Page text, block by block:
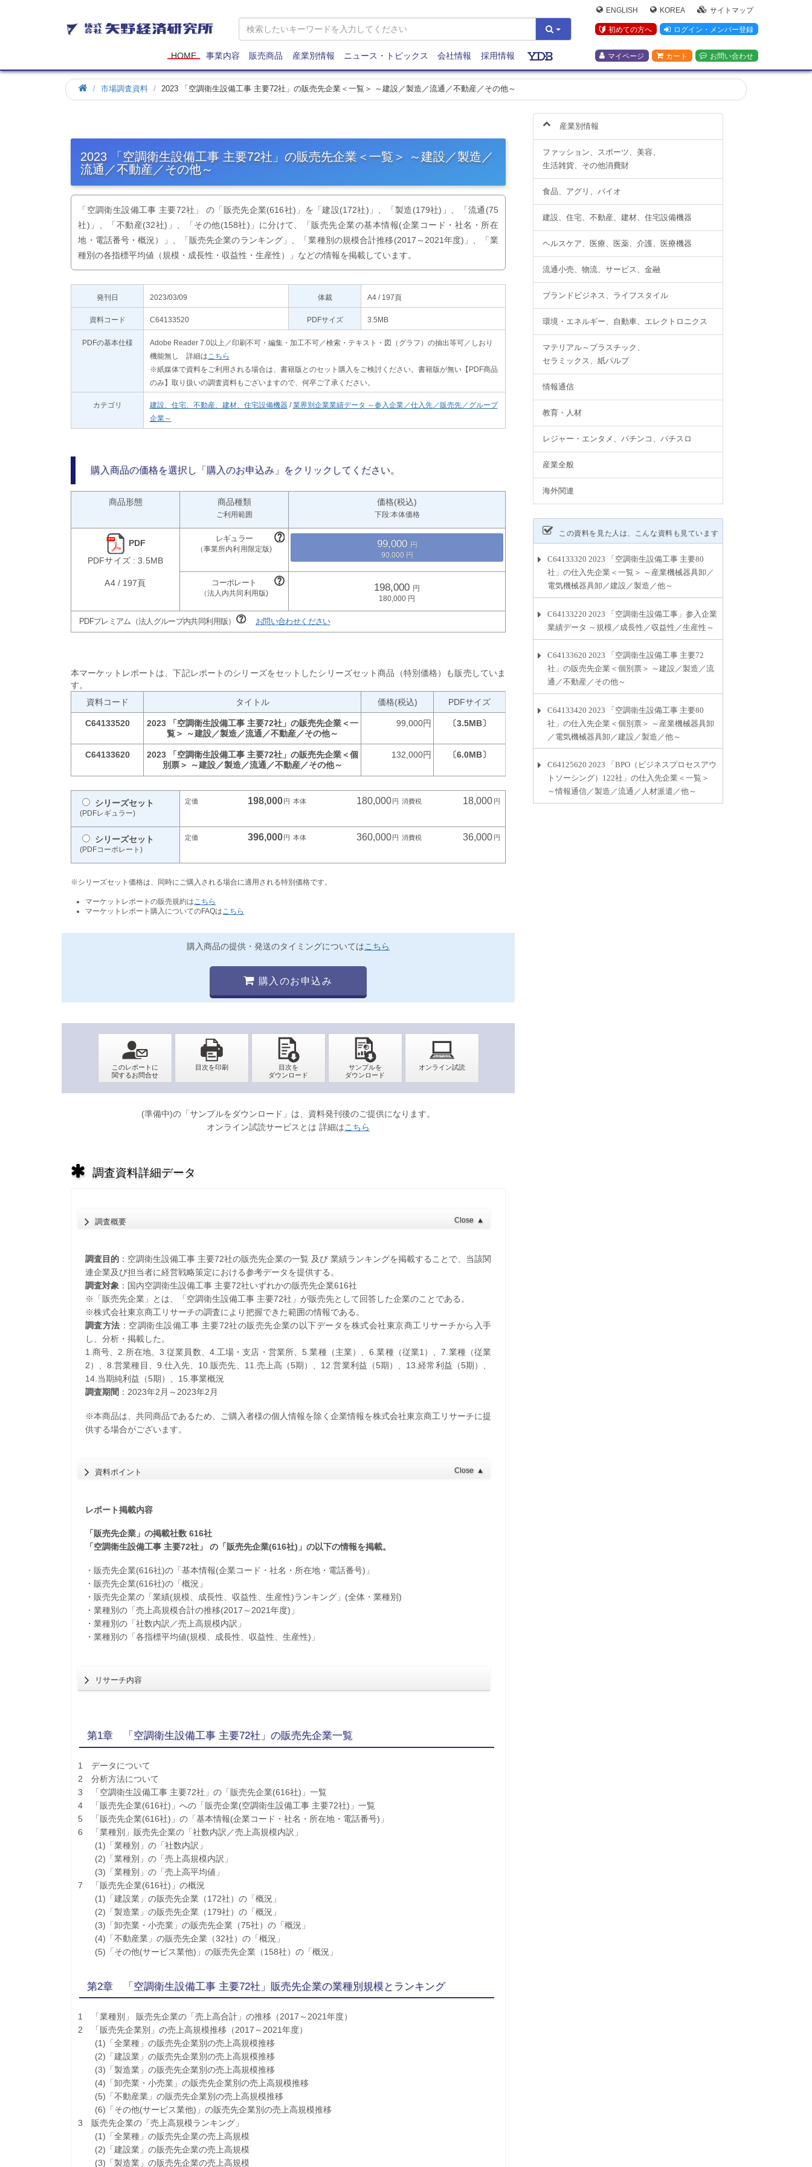
矢
野
研
究
所
ENGLISH KOREA サイトマップ
初めての方へ ログイン・メンバー登録
マイページ カート お問い合わせ
HOME 事業内容 販売商品 産業別情報 ニュース・トピックス 会社情報 採用情報
市場調査資料 2023 「空調衛生設備工事 主要72社」の販売先企業＜一覧＞ ～建設／製造／流通／不動産／その他～
2023 「空調衛生設備工事 主要72社」の販売先企業＜一覧＞ ～建設／製造／
流通／不動産／その他～
「空調衛生設備工事 主要72社」 の「販売先企業(616社)」を「建設(172社)」、「製造(179社)」、「流通(75
社)」、「不動産(32社)」、「その他(158社)」に分けて、「販売先企業の基本情報(企業コード・社名・所在
地・電話番号・概況）」、「販売先企業のランキング」、「業種別の規模合計推移(2017～2021年度)」、「業
種別の各指標平均値（規模・成長性・収益性・生産性）」などの情報を掲載しています。
発刊日 2023/03/09 体裁 A4 / 197頁
資料コード C64133520 PDFサイズ 3.5MB
PDFの基本仕様
Adobe Reader 7.0以上／印刷不可・編集・加工不可／検索・テキスト・図（グラフ）の抽出等可／しおり
機能無し 詳細は こちら
※紙媒体で資料をご利用される場合は、書籍版とのセット購入をご検討ください。書籍版が無い【PDF商品
のみ】取り扱いの調査資料もございますので、何卒ご了承ください。
カテゴリ 建設、住宅、不動産、建材、住宅設備機器/業界別企業業績データ ～参入企業／仕入先／販売先／グループ
企業～
購入商品の価格を選択し「購入のお申込み」をクリックしてください。
商品形態 商品種類
ご利用範囲
価格(税込)
下段:本体価格
PDF
PDFサイズ : 3.5MB
99,000
90,000
A4 / 197頁 198,000
180,000
PDFプレミアム（法人グループ内共同利用版） お問い合わせください
本マーケットレポートは、下記レポートのシリーズをセットしたシリーズセット商品（特別価格）も販売していま
す。
資料コード
タイトル 価格(税込) PDFサイズ
C64133520
2023 「空調衛生設備工事 主要72社」の販売先企業＜一
覧＞ ～建設／製造／流通／不動産／その他～
99,000円 〔3.5MB〕
C64133620
2023 「空調衛生設備工事 主要72社」の販売先企業＜個
別票＞ ～建設／製造／流通／不動産／その他～
132,000円 〔6.0MB〕
シリーズセット
(PDFレギュラー)
198,000 180,000 18,000
シリーズセット
(PDFコーポレート)
396,000 360,000 36,000
※シリーズセット価格は、同時にご購入される場合に適用される特別価格です。
マーケットレポートの販売規約は こちら
マーケットレポート購入についてのFAQは こちら
購入商品の提供・発送のタイミングについてはこちら
購入のお申込み
(準備中)の「サンプルをダウンロード」は、資料発刊後のご提供になります。
オンライン試読サービスとは 詳細はこちら
調査資料詳細データ
調査概要 Close ▲
調査目的：空調衛生設備工事 主要72社の販売先企業の一覧 及び 業績ランキングを掲載することで、当該関
連企業及び担当者に経営戦略策定における参考データを提供する。
調査対象：国内空調衛生設備工事 主要72社いずれかの販売先企業616社
※「販売先企業」とは、「空調衛生設備工事 主要72社」が販売先として回答した企業のことである。
※株式会社東京商工リサーチの調査により把握できた範囲の情報である。
調査方法 ：空調衛生設備工事 主要72社の販売先企業の以下データを株式会社東京商工リサーチから入手
し、分析・掲載した。
1.商号、2.所在地、3.従業員数、4.工場・支店・営業所、5.業種（主業）、6.業種（従業1）、7.業種（従業
2）、8.営業種目、9.仕入先、10.販売先、11.売上高（5期）、12.営業利益（5期）、13.経常利益（5期）、
14.当期純利益（5期）、15.事業概況
調査期間 ：2023年2月～2023年2月
※本商品は、共同商品であるため、ご購入者様の個人情報を除く企業情報を株式会社東京商工リサーチに提
供する場合がございます。
資料ポイント Close ▲
レポート掲載内容
「販売先企業」の掲載社数 616社
「空調衛生設備工事 主要72社」 の「販売先企業(616社)」の以下の情報を掲載。
・販売先企業(616社)の「基本情報(企業コード・社名・所在地・電話番号)」
・販売先企業(616社)の「概況」
・販売先企業の「業績(規模、成長性、収益性、生産性)ランキング」(全体・業種別)
・業種別の「売上高規模合計の推移(2017～2021年度)」
・業種別の「社数内訳／売上高規模内訳」
・業種別の「各指標平均値(規模、成長性、収益性、生産性)」
リサーチ内容
第1章 「空調衛生設備工事 主要72社」の販売先企業一覧
1 データについて
2 分析方法について
3 「空調衛生設備工事 主要72社」の「販売先企業(616社)」一覧
4 「販売先企業(616社)」への「販売企業(空調衛生設備工事 主要72社)」一覧
5 「販売先企業(616社)」の「基本情報(企業コード・社名・所在地・電話番号)」
6 「業種別」販売先企業の「社数内訳／売上高規模内訳」
(1)「業種別」の「社数内訳」
(2)「業種別」の「売上高規模内訳」
(3)「業種別」の「売上高平均値」
7 「販売先企業(616社)」の概況
(1)「建設業」の販売先企業（172社）の「概況」
(2)「製造業」の販売先企業（179社）の「概況」
(3)「卸売業・小売業」の販売先企業（75社）の「概況」
(4)「不動産業」の販売先企業（32社）の「概況」
(5)「その他(サービス業他)」の販売先企業（158社）の「概況」
第2章 「空調衛生設備工事 主要72社」販売先企業の業種別規模とランキング
1 「業種別」 販売先企業の「売上高合計」の推移（2017～2021年度）
2 「販売先企業別」の売上高規模推移（2017～2021年度）
(1)「全業種」の販売先企業別の売上高規模推移
(2)「建設業」の販売先企業別の売上高規模推移
(3)「製造業」の販売先企業別の売上高規模推移
(4)「卸売業・小売業」の販売先企業別の売上高規模推移
(5)「不動産業」の販売先企業別の売上高規模推移
(6)「その他(サービス業他)」の販売先企業別の売上高規模推移
3 販売先企業の「売上高規模ランキング」
(1)「全業種」の販売先企業の売上高規模
(2)「建設業」の販売先企業の売上高規模
(3)「製造業」の販売先企業の売上高規模
産業別情報
ファッション、スポーツ、美容、
生活雑貨、その他消費財
食品、アグリ、バイオ
建設、住宅、不動産、建材、住宅設備機器
ヘルスケア、医療、医薬、介護、医療機器
流通小売、物流、サービス、金融
ブランドビジネス、ライフスタイル
環境・エネルギー、自動車、エレクトロニクス
マテリアル～プラスチック、
セラミックス、紙パルプ
情報通信
教育・人材
レジャー・エンタメ、パチンコ、パチスロ
産業全般
海外関連
この資料を見た人は、こんな資料も見ています
C64133320 2023 「空調衛生設備工事 主要80
社」の仕入先企業＜一覧＞ ～産業機械器具卸／
電気機械器具卸／建設／製造／他～
C64133220 2023 「空調衛生設備工事」参入企業
業績データ ～規模／成長性／収益性／生産性～
C64133620 2023 「空調衛生設備工事 主要72
社」の販売先企業＜個別票＞ ～建設／製造／流
通／不動産／その他～
C64133420 2023 「空調衛生設備工事 主要80
社」の仕入先企業＜個別票＞ ～産業機械器具卸
／電気機械器具卸／建設／製造／他～
C64125620 2023 「BPO（ビジネスプロセスアウ
トソーシング）122社」の仕入先企業＜一覧＞
～情報通信／製造／流通／人材派遣／他～